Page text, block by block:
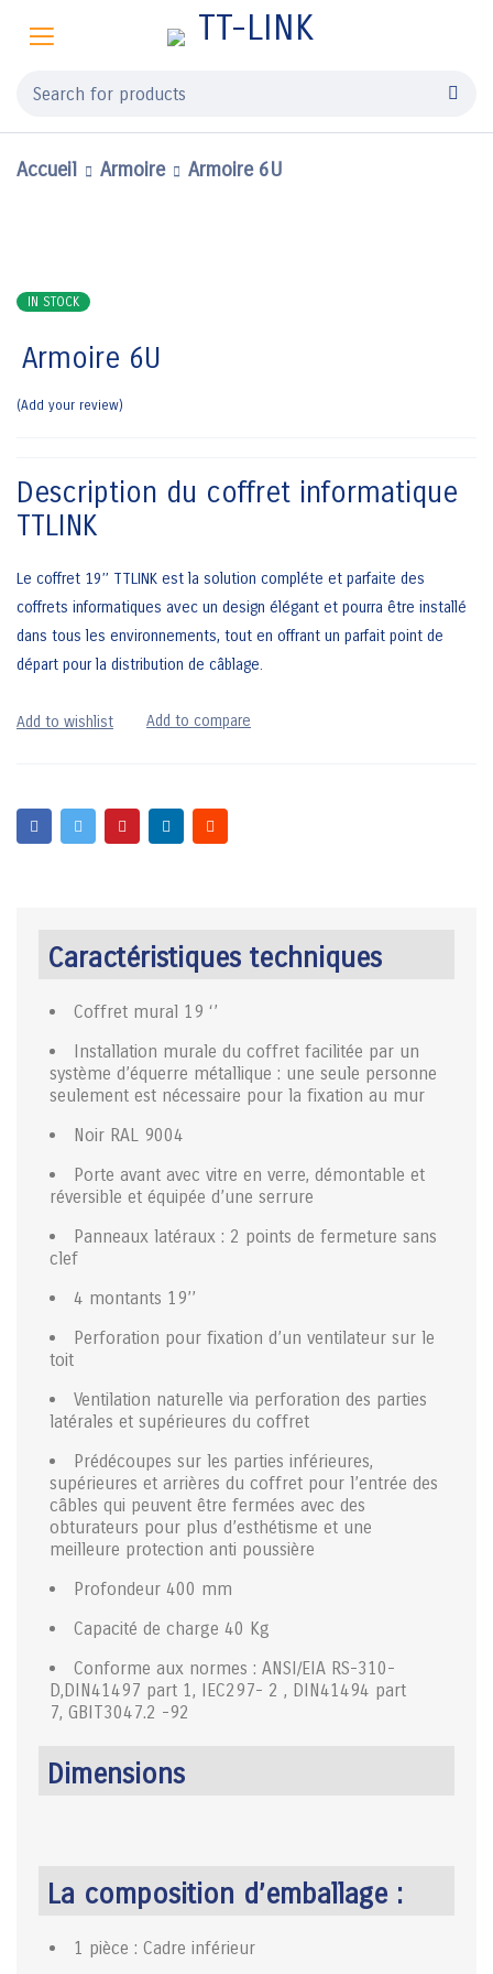
Accueil Armoire Armoire 6U
IN STOCK
Armoire 6U
Add your review
Description du coffret informatique
TTLINK
Le coffret 19’’ TTLINK est la solution compléte et parfaite des
coffrets informatiques avec un design élégant et pourra être installé
dans tous les environnements, tout en offrant un parfait point de
départ pour la distribution de câblage.
Caractéristiques techniques
Coffret mural 19 ‘’
Installation murale du coffret facilitée par un
système d’équerre métallique : une seule personne
seulement est nécessaire pour la fixation au mur
Noir RAL 9004
Porte avant avec vitre en verre, démontable et
réversible et équipée d’une serrure
Panneaux latéraux : 2 points de fermeture sans
clef
4 montants 19’’
Perforation pour fixation d’un ventilateur sur le
toit
Ventilation naturelle via perforation des parties
latérales et supérieures du coffret
Prédécoupes sur les parties inférieures,
supérieures et arrières du coffret pour l’entrée des
câbles qui peuvent être fermées avec des
obturateurs pour plus d’esthétisme et une
meilleure protection anti poussière
Profondeur 400 mm
Capacité de charge 40 Kg
Conforme aux normes : ANSI/EIA RS-310-
D,DIN41497 part 1, IEC297- 2 , DIN41494 part
7, GBIT3047.2 -92
Dimensions
La composition d’emballage :
1 pièce : Cadre inférieur